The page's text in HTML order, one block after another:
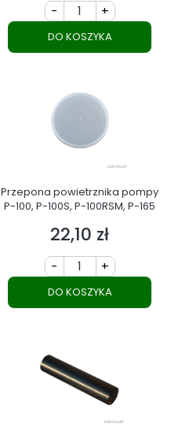
- +
DO KOSZYKA
Przepona powietrznika pompy
P-100, P-100S, P-100RSM, P-165
Cena
22,10 zł
- +
DO KOSZYKA